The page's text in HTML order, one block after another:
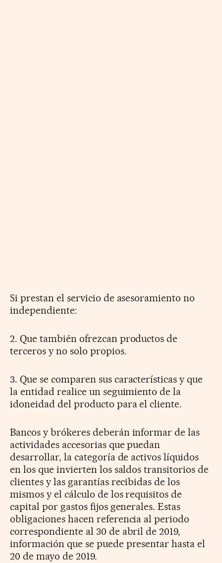
Si prestan el servicio de asesoramiento no
independiente:
2. Que también ofrezcan productos de
terceros y no solo propios.
3. Que se comparen sus características y que
la entidad realice un seguimiento de la
idoneidad del producto para el cliente.
Bancos y brókeres deberán informar de las
actividades accesorias que puedan
desarrollar, la categoría de activos líquidos
en los que invierten los saldos transitorios de
clientes y las garantías recibidas de los
mismos y el cálculo de los requisitos de
capital por gastos fijos generales. Estas
obligaciones hacen referencia al periodo
correspondiente al 30 de abril de 2019,
información que se puede presentar hasta el
20 de mayo de 2019.